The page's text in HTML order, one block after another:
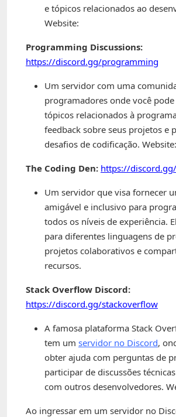
e tópicos relacionados ao
Website:
Programming Discussions:
https://discord.gg/programming
Um servidor com uma
programadores onde você
tópicos relacionados à
feedback sobre seus projetos e
desafios de codificação. Website:
The Coding Den: https://
Um servidor que visa fornecer
amigável e inclusivo para
todos os níveis de experiência.
para diferentes linguagens de
projetos colaborativos e
recursos.
Stack Overflow Discord:
https://discord.gg/stackoverflow
A famosa plataforma Stack
tem um servidor no Discord,
obter ajuda com perguntas de
participar de discussões
com outros desenvolvedores.
Ao ingressar em um servidor no